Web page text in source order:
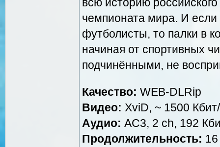
чемпионата мира. И
футболисты, то палки в
начиная от спортивных
подчинёнными, не
Качество: WEB-DLRip
Видео: XviD, ~ 1500
Аудио: AC3, 2 ch, 192
Продолжительность: